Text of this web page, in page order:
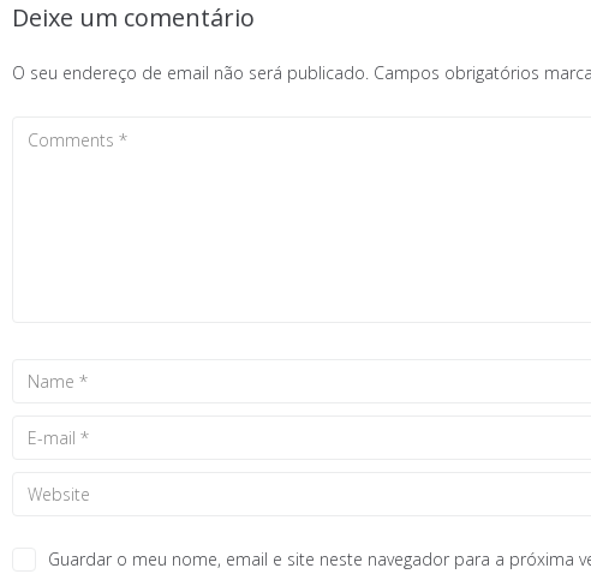
Deixe um comentário
O seu endereço de email não será publicado. Campos obrigatórios
Guardar o meu nome, email e site neste navegador para a próxima